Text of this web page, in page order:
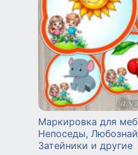
Маркировка для
Непоседы,
Затейники и другие